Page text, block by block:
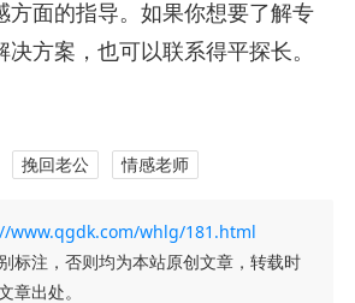
方面的指导。如果你想要了解专
方案，也可以联系得平探长。
挽回老公 情感老师
www.qgdk.com/whlg/181.html
标注，否则均为本站原创文章，转载时
章出处。